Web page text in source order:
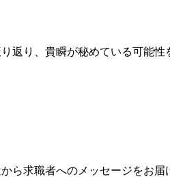
返り、貴瞬が秘めている可能性
ら求職者へのメッセージをお届